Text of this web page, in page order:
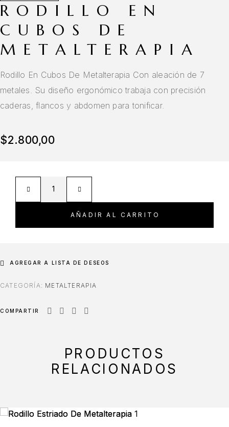
RODILLO EN
CUBOS DE
METALTERAPIA
Rodillo En Cubos De Metalterapia Con aleación de 7
metales. Su diseño ergonómico trabaja con precisión
caderas, flancos y abdomen para tonificar.
$2.800,00
AÑADIR AL CARRITO
AGREGAR A LISTA DE DESEOS
CATEGORÍA: METALTERAPIA
COMPARTIR
PRODUCTOS
RELACIONADOS